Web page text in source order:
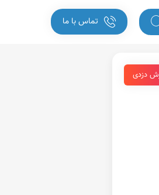
تماس با ما
دزدی